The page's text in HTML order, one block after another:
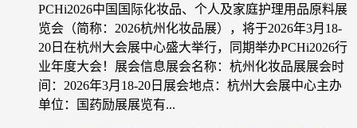
PCHi2026中国国际化妆品、个人及家庭护理用品原料展
览会（简称：2026杭州化妆品展），将于2026年3月18-
20日在杭州大会展中心盛大举行，同期举办PCHi2026行
业年度大会！展会信息展会名称：杭州化妆品展展会时
间：2026年3月18-20日展会地点：杭州大会展中心主办
单位：国药励展展览有...